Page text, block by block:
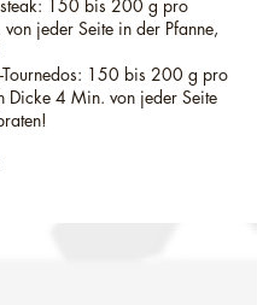
150 bis 200 g pro
jeder Seite in der Pfanne,
150 bis 200 g pro
Dicke 4 Min. von jeder Seite